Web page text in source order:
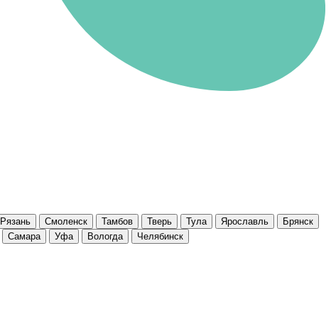
Рязань Смоленск Тамбов Тверь Тула Ярославль
Брянск
Самара Уфа Вологда Челябинск